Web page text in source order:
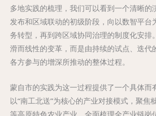
多地实践的梳理，我们可以看到一个清晰的
发布和区域联动的初级阶段，向以数智平台
务转型，再到跨区域协同治理的制度化安排
滑而线性的变革，而是由持续的试点、迭代
各方参与的增深所推动的整体过程。
蒙自市的实践为这一过程提供了一个具体而
以“南工北送”为核心的产业对接模式，聚焦
等高原特色农业产业，全面梳理全产业链岗